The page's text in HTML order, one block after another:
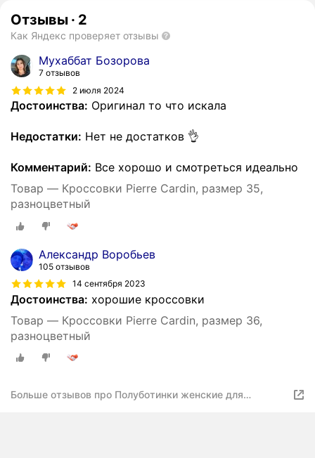
Отзывы · 2
Как Яндекс проверяет отзывы
Мухаббат Бозорова
7 отзывов
2 июля 2024
Достоинства: Оригинал то что искала
Недостатки: Нет не достатков 👌
Комментарий: Все хорошо и смотреться идеально
Товар — Кроссовки Pierre Cardin, размер 35,
разноцветный
Александр Воробьев
105 отзывов
14 сентября 2023
Достоинства: хорошие кроссовки
Товар — Кроссовки Pierre Cardin, размер 36,
разноцветный
Больше отзывов про Полуботинки женские для